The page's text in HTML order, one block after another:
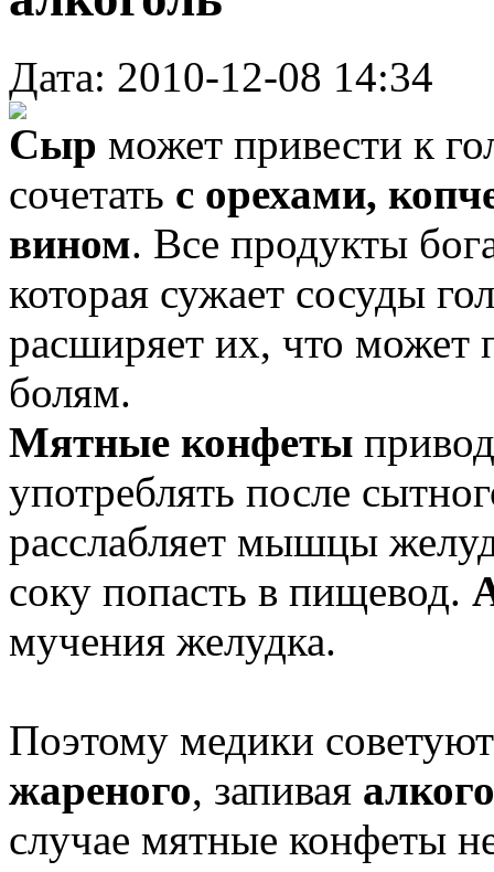
Дата: 2010-12-08 14:34
Сыр может привести к
сочетать с орехами,
вином. Все продукты
которая сужает сосуды
расширяет их, что может
болям.
Мятные конфеты
употреблять после
расслабляет мышцы
соку попасть в пищевод.
мучения желудка.
Поэтому медики
жареного, запивая
случае мятные конфеты